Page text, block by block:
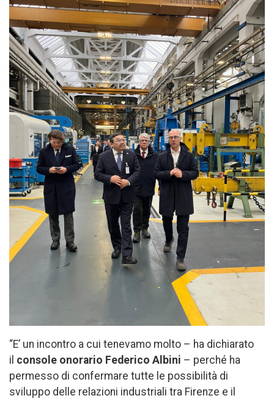
“E’ un incontro a cui tenevamo molto – ha dichiarato
il console onorario Federico Albini – perché ha
permesso di confermare tutte le possibilità di
sviluppo delle relazioni industriali tra Firenze e il